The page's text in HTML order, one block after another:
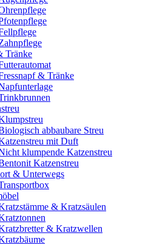
Tränke
& Tränke
abbaubare Streu
mit Duft
klumpende Katzenstreu
Katzenstreu
& Unterwegs
& Kratzsäulen
& Kratzwellen